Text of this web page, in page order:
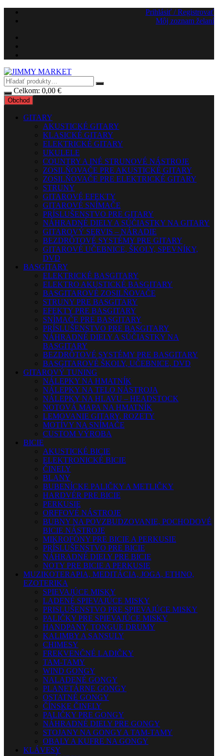
Preskočiť
Prihlásiť / Registrovať
Môj zoznam želaní
Celkom: 0,00 €
Obchod
GITARY
AKUSTICKÉ GITARY
KLASICKÉ GITARY
ELEKTRICKÉ GITARY
UKULELE
COUNTRY A INÉ STRUNOVÉ NÁSTROJE
ZOSILŇOVAČE PRE AKUSTICKÉ GITARY
ZOSILŇOVAČE PRE ELEKTRICKÉ GITARY
STRUNY
GITAROVÉ EFEKTY
GITAROVÉ SNÍMAČE
PRÍSLUŠENSTVO PRE GITARY
NÁHRADNÉ DIELY A SÚČIASTKY NA GITARY
GITAROVÝ SERVIS – NÁRADIE
BEZDRÔTOVÉ SYSTÉMY PRE GITARY
GITAROVÉ UČEBNICE, ŠKOLY, SPEVNÍKY,
DVD
BASGITARY
ELEKTRICKÉ BASGITARY
ELEKTRO AKUSTICKÉ BASGITARY
BASGITAROVÉ ZOSILŇOVAČE
STRUNY PRE BASGITARY
EFEKTY PRE BASGITARY
SNÍMAČE PRE BASGITARY
PRÍSLUŠENSTVO PRE BASGITARY
NÁHRADNÉ DIELY A SÚČIASTKY NA
BASGITARY
BEZDRÔTOVÉ SYSTÉMY PRE BASGITARY
BASGITAROVÉ ŠKOLY, UČEBNICE, DVD
GITAROVÝ TUNING
NÁLEPKY NA HMATNÍK
NÁLEPKY NA TELO NÁSTROJA
NÁLEPKY NA HLAVU – HEADSTOCK
NOTOVÁ MAPA NA HMATNÍK
LEMOVANIE GITARY, ROZETY
MOTÍVY NA SNÍMAČE
CUSTOM VÝROBA
BICIE
AKUSTICKÉ BICIE
ELEKTRONICKÉ BICIE
ČINELY
BLANY
BUBENÍCKE PALIČKY A METLIČKY
HARDVÉR PRE BICIE
PERKUSIE
ORFFOVÉ NÁSTROJE
BUBNY NA POVZBUDZOVANIE, POCHODOVÉ
BICIE NÁSTROJE
MIKROFÓNY PRE BICIE A PERKUSIE
PRÍSLUŠENSTVO PRE BICIE
NÁHRADNÉ DIELY PRE BICIE
NOTY PRE BICIE A PERKUSIE
MUZIKOTERAPIA, MEDITÁCIA, JOGA, ETHNO,
EZOTERIKA
SPIEVAJÚCE MISKY
LADENÉ SPIEVAJÚCE MISKY
PRISLUŠENSTVO PRE SPIEVAJÚCE MISKY
PALIČKY PRE SPIEVAJÚCE MISKY
HANDPANY, TONGUE DRUMY
KALIMBY A SANSULY
CHIMESY
FREKVENČNÉ LADIČKY
TAM-TAMY
WIND GONGY
NALADENÉ GONGY
PLANETÁRNE GONGY
OSTATNÉ GONGY
ČÍNSKE ČINELY
PALIČKY PRE GONGY
NÁHRADNÉ DIELY PRE GONGY
STOJANY NA GONGY A TAM-TAMY
OBALY A KUFRE NA GONGY
KLÁVESY